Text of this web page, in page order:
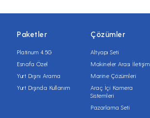
Paketler
Platinum 4.5G
Esnafa Özel
Yurt Dışını Arama
Yurt Dışında Kullanım
Çözümler
Altyapı Seti
Makineler Arası İletişim
Marine Çözümleri
Araç İçi Kamera
Sistemleri
Pazarlama Seti